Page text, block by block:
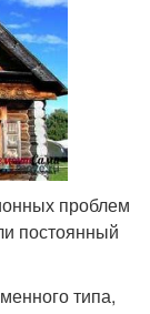
проблем
постоянный
типа,